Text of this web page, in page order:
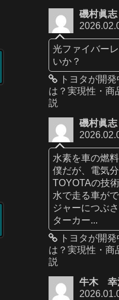
磯村眞志
光ファイバー
いか？
トヨタが開
は？実現性・商
説
磯村眞志
水素を車の燃
僕だが、電気
TOYOTAの技
水で走る車が
ジャーにつぶ
ターカー...
トヨタが開
は？実現性・商
説
牛木 幸